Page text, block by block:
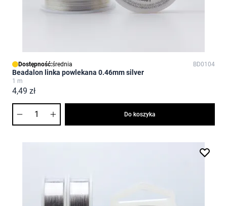
Dostępność:średnia BD0104
Beadalon linka powlekana 0.46mm silver
1 m
4,49 zł
Do koszyka